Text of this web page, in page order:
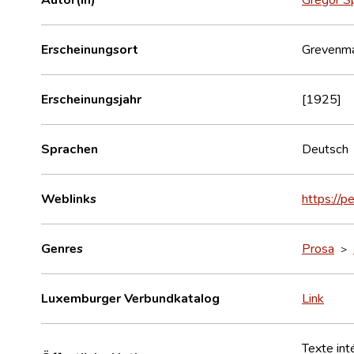
Erscheinungsort
Erscheinungsjahr [1925]
Sprachen Deutsch
Weblinks https://
Genres Prosa >
Luxemburger Verbundkatalog Link
Texte